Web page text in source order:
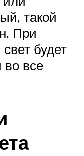
такой
При
будет
во все